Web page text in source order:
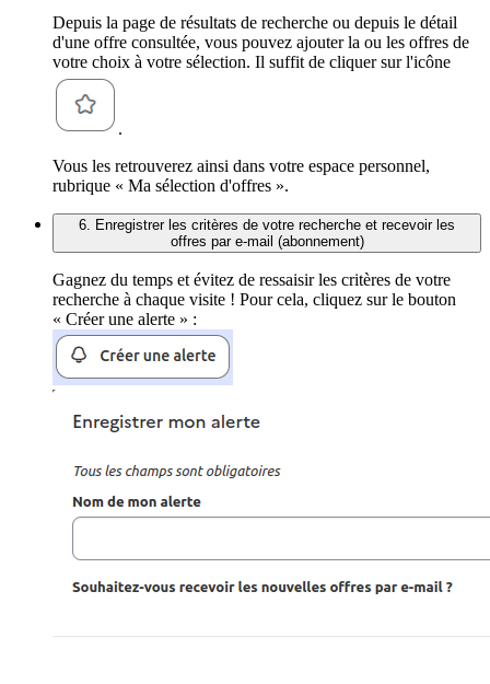
Depuis la page de résultats de recherche ou depuis le détail
d'une offre consultée, vous pouvez ajouter la ou les offres de
votre choix à votre sélection. Il suffit de cliquer sur l'icône
.
Vous les retrouverez ainsi dans votre espace personnel,
rubrique « Ma sélection d'offres ».
6. Enregistrer les critères de votre recherche et recevoir les
offres par e-mail (abonnement)
Gagnez du temps et évitez de ressaisir les critères de votre
recherche à chaque visite ! Pour cela, cliquez sur le bouton
« Créer une alerte » :